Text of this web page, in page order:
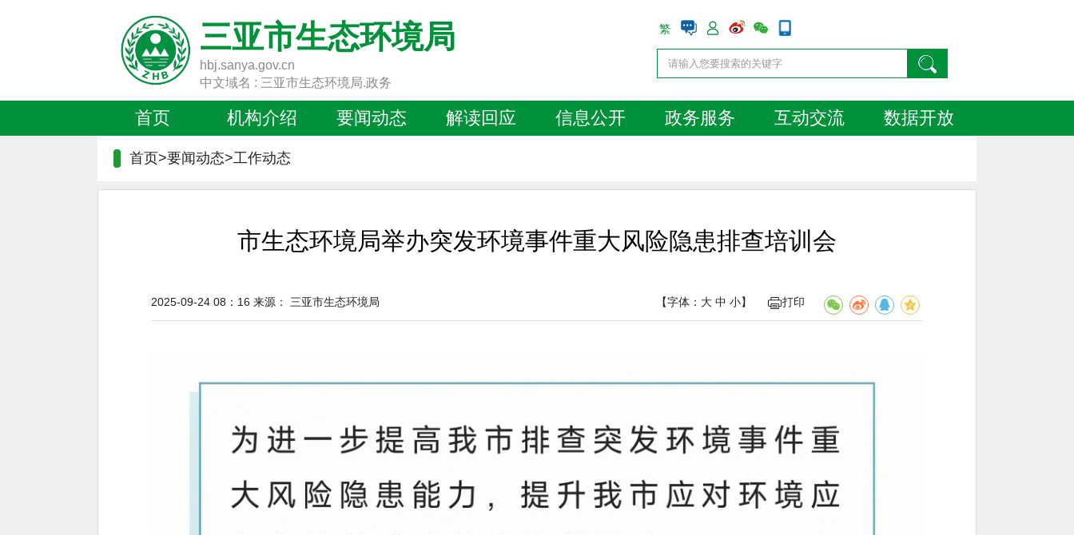
三亚市生态环境局
hbj.sanya.gov.cn
中文域名 : 三亚市生态环境局.政务
繁
首页 机构介绍 要闻动态 解读回应 信息公开 政务服务 互动交流 数据开放
首页>要闻动态>工作动态
市生态环境局举办突发环境事件重大风险隐患排查培训会
【字体： 大 中 小】 打印
2025-09-24 08：16 来源： 三亚市生态环境局